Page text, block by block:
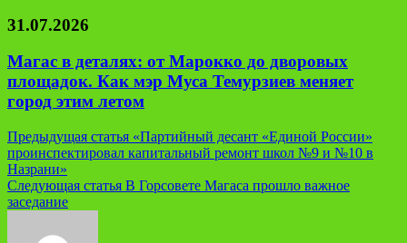
31.07.2026
Магас в деталях: от Марокко до дворовых
площадок. Как мэр Муса Темурзиев меняет
город этим летом
Навигация
по
записям
Предыдущая статья «Партийный десант «Единой России»
проинспектировал капитальный ремонт школ №9 и №10 в
Назрани»
Следующая статья В Горсовете Магаса прошло важное
заседание